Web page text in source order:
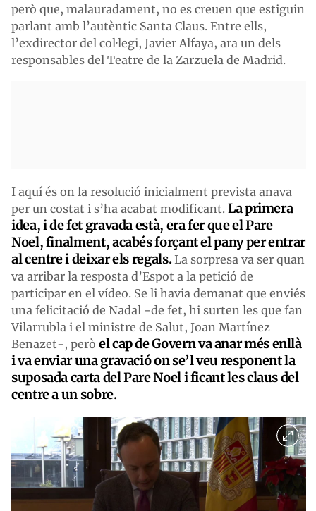
però que, malauradament, no es creuen que estiguin
parlant amb l’autèntic Santa Claus. Entre ells,
l’exdirector del col·legi, Javier Alfaya, ara un dels
responsables del Teatre de la Zarzuela de Madrid.
I aquí és on la resolució inicialment prevista anava
per un costat i s’ha acabat modificant. La primera
idea, i de fet gravada està, era fer que el Pare
Noel, finalment, acabés forçant el pany per entrar
al centre i deixar els regals.La sorpresa va ser quan
va arribar la resposta d’Espot a la petició de
participar en el vídeo. Se li havia demanat que enviés
una felicitació de Nadal -de fet, hi surten les que fan
Vilarrubla i el ministre de Salut, Joan Martínez
Benazet-, però el cap de Govern va anar més enllà
i va enviar una gravació on se’l veu responent la
suposada carta del Pare Noel i ficant les claus del
centre a un sobre.